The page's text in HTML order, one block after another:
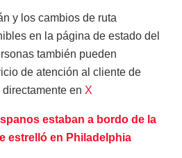
y los cambios de ruta
en la página de estado del
también pueden
de atención al cliente de
en X
estaban a bordo de la
estrelló en Philadelphia